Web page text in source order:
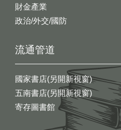
財金產業
政治/外交/國防
流通管道
國家書店(另開新視窗)
五南書店(另開新視窗)
寄存圖書館